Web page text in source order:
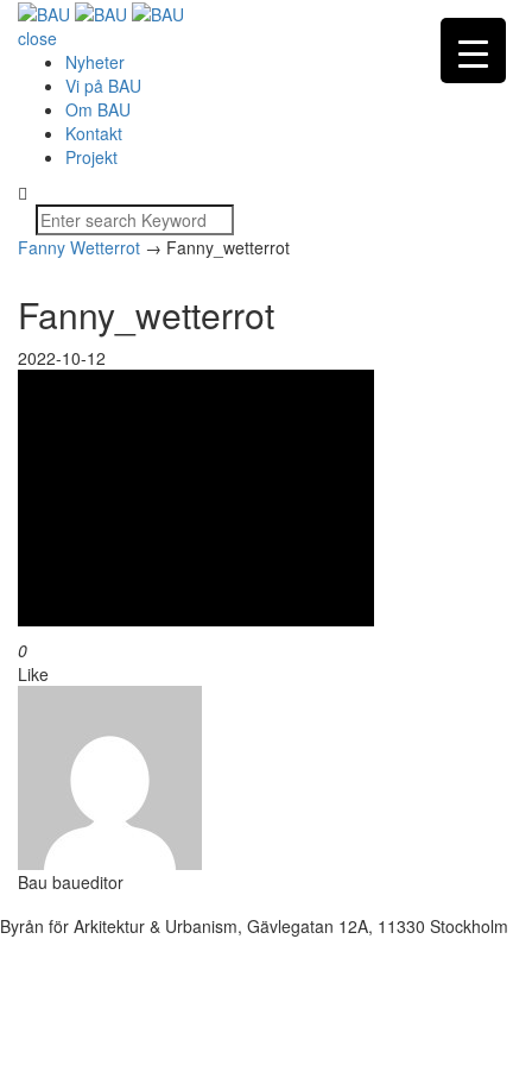
close
Nyheter
Vi på BAU
Om BAU
Kontakt
Projekt
Fanny Wetterrot → Fanny_wetterrot
Fanny_wetterrot
2022-10-12
0
Like
Bau baueditor
Byrån för Arkitektur & Urbanism, Gävlegatan 12A, 11330 Stockholm